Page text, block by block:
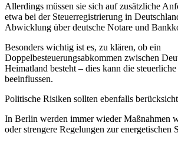
Allerdings müssen sie sich auf zusätzliche
etwa bei der Steuerregistrierung in
Abwicklung über deutsche Notare und
Besonders wichtig ist es, zu klären, ob ein
Doppelbesteuerungsabkommen zwischen
Heimatland besteht – dies kann die
beeinflussen.
Politische Risiken sollten ebenfalls
In Berlin werden immer wieder Maßnahmen
oder strengere Regelungen zur energetischen